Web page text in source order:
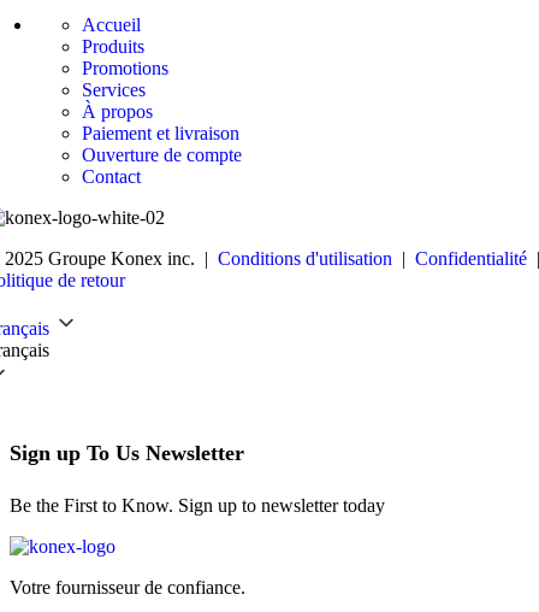
Accueil
Produits
Promotions
Services
À propos
Paiement et livraison
Ouverture de compte
Contact
Groupe Konex inc. | Conditions d'utilisation | Confidentialité
de retour
Sign up To Us Newsletter
Be the First to Know. Sign up to newsletter today
Votre fournisseur de confiance.